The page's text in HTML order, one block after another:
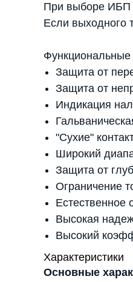
При выборе ИБП
Если выходного
Функциональные
Защита от
Защита от
Индикация
"Сухие"
Широкий
Защита от
Ограничение
Естественное
Высокая
Высокий
Характеристики
Основные